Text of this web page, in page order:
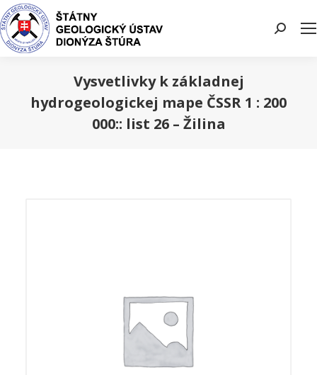
Search:
Vysvetlivky k základnej
hydrogeologickej mape ČSSR 1 : 200
000:: list 26 – Žilina